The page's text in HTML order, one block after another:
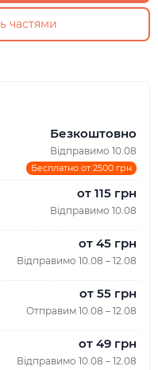
частями
Безкоштовно
Відправимо 10.08
Бесплатно от 2500 грн
от 115 грн
Відправимо 10.08
от 45 грн
Відправимо 10.08 – 12.08
от 55 грн
Отправим 10.08 – 12.08
от 49 грн
Відправимо 10.08 – 12.08